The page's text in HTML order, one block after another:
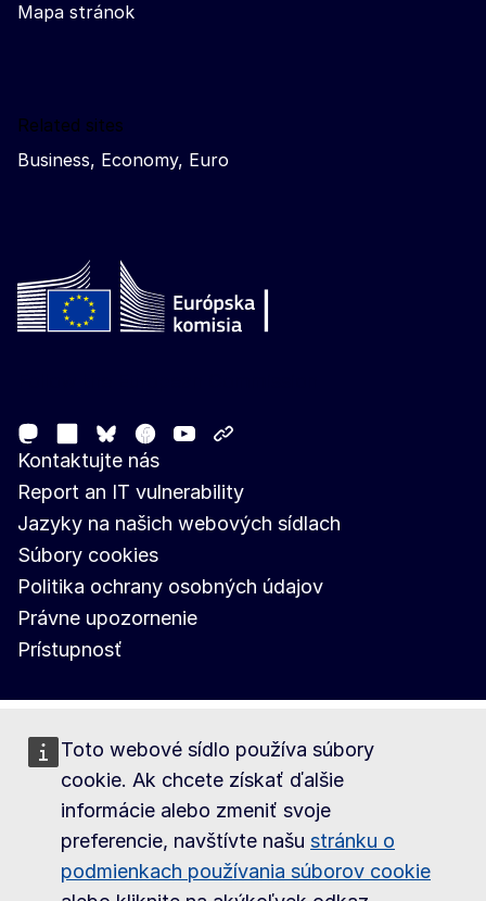
Toto webové sídlo používa súbory
cookie. Ak chcete získať ďalšie
informácie alebo zmeniť svoje
preferencie, navštívte našu stránku o
podmienkach používania súborov cookie
Mapa stránok
Related sites
Business, Economy, Euro
MastodonLinkedIn
Bluesky
Facebook
Youtube
Kontaktujte nás
Report an IT vulnerability
Jazyky na našich webových sídlach
Súbory cookies
Politika ochrany osobných údajov
Právne upozornenie
Prístupnosť